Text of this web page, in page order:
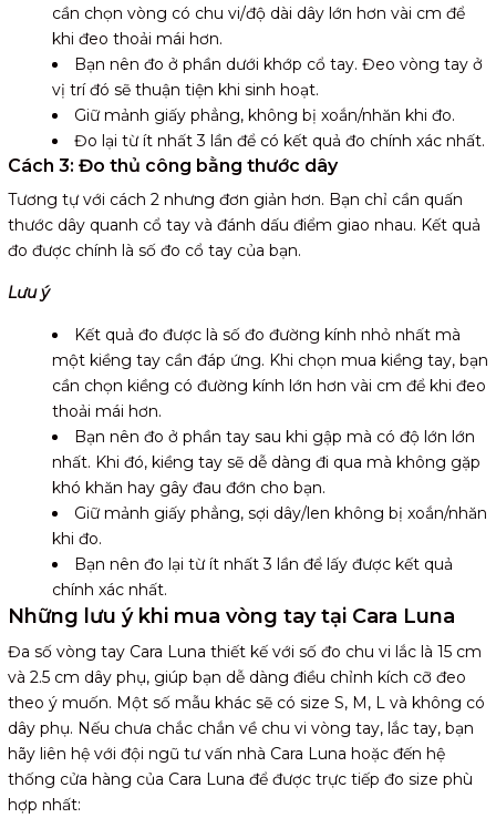
cần chọn vòng có chu vi/độ dài dây lớn hơn vài cm để
khi đeo thoải mái hơn.
Bạn nên đo ở phần dưới khớp cổ tay. Đeo vòng tay ở
vị trí đó sẽ thuận tiện khi sinh hoạt.
Giữ mảnh giấy phẳng, không bị xoắn/nhăn khi đo.
Đo lại từ ít nhất 3 lần để có kết quả đo chính xác nhất.
Cách 3: Đo thủ công bằng thước dây
Tương tự với cách 2 nhưng đơn giản hơn. Bạn chỉ cần quấn
thước dây quanh cổ tay và đánh dấu điểm giao nhau. Kết quả
đo được chính là số đo cổ tay của bạn.
Lưu ý
Kết quả đo được là số đo đường kính nhỏ nhất mà
một kiềng tay cần đáp ứng. Khi chọn mua kiềng tay, bạn
cần chọn kiềng có đường kính lớn hơn vài cm để khi đeo
thoải mái hơn.
Bạn nên đo ở phần tay sau khi gập mà có độ lớn lớn
nhất. Khi đó, kiềng tay sẽ dễ dàng đi qua mà không gặp
khó khăn hay gây đau đớn cho bạn.
Giữ mảnh giấy phẳng, sợi dây/len không bị xoắn/nhăn
khi đo.
Bạn nên đo lại từ ít nhất 3 lần để lấy được kết quả
chính xác nhất.
Những lưu ý khi mua vòng tay tại Cara Luna
Đa số vòng tay Cara Luna thiết kế với số đo chu vi lắc là 15 cm
và 2.5 cm dây phụ, giúp bạn dễ dàng điều chỉnh kích cỡ đeo
theo ý muốn. Một số mẫu khác sẽ có size S, M, L và không có
dây phụ. Nếu chưa chắc chắn về chu vi vòng tay, lắc tay, bạn
hãy liên hệ với đội ngũ tư vấn nhà Cara Luna hoặc đến hệ
thống cửa hàng của Cara Luna để được trực tiếp đo size phù
hợp nhất: